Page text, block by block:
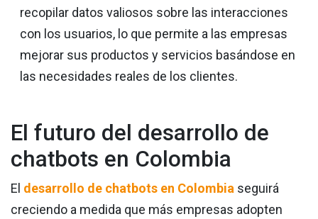
recopilar datos valiosos sobre las interacciones
con los usuarios, lo que permite a las empresas
mejorar sus productos y servicios basándose en
las necesidades reales de los clientes.
El futuro del desarrollo de
chatbots en Colombia
El desarrollo de chatbots en Colombia seguirá
creciendo a medida que más empresas adopten